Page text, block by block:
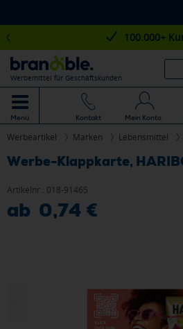
100.000+
Werbemittel für Geschäftskunden
Menü Kontakt Mein Konto
Werbeartikel Marken Lebensmittel
Werbe-Klappkarte,
Artikelnr.: 018-91465
ab 0,74 €